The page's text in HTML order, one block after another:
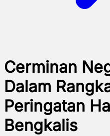
Cerminan
Dalam
Peringatan
Bengkalis